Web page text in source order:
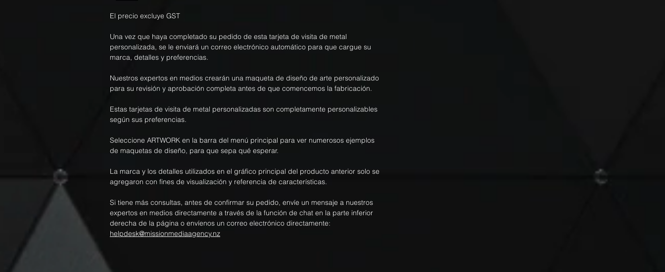
El precio excluye GST
Una vez que haya completado su pedido de esta tarjeta de visita de metal
personalizada, se le enviará un correo electrónico automático para que cargue su
marca, detalles y preferencias.
Nuestros expertos en medios crearán una maqueta de diseño de arte personalizado
para su revisión y aprobación completa antes de que comencemos la fabricación.
Estas tarjetas de visita de metal personalizadas son completamente personalizables
según sus preferencias.
Seleccione ARTWORK en la barra del menú principal para ver numerosos ejemplos
de maquetas de diseño, para que sepa qué esperar.
La marca y los detalles utilizados en el gráfico principal del producto anterior solo se
agregaron con fines de visualización y referencia de características.
Si tiene más consultas, antes de confirmar su pedido, envíe un mensaje a nuestros
expertos en medios directamente a través de la función de chat en la parte inferior
derecha de la página o envíenos un correo electrónico directamente:
helpdesk@missionmediaagency.nz